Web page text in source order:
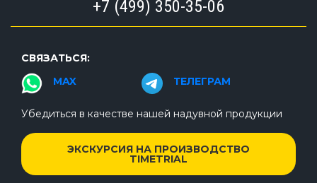
+7 (499) 350-35-06
СВЯЗАТЬСЯ:
MAX
ТЕЛЕГРАМ
Убедиться в качестве нашей надувной продукции
ЭКСКУРСИЯ НА ПРОИЗВОДСТВО
TIMETRIAL